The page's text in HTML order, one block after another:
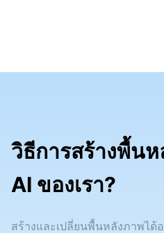
วิธีการสร้างพื้น
AI ของเรา?
สร้างและเปลี่ยนพื้นหลังภาพได้